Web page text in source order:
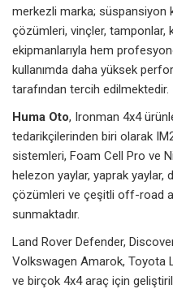
merkezli marka; süspansiyon
çözümleri, vinçler, tamponlar,
ekipmanlarıyla hem
kullanımda daha yüksek
tarafından tercih edilmektedir.
Huma Oto, Ironman 4x4
tedarikçilerinden biri olarak
sistemleri, Foam Cell Pro ve
helezon yaylar, yaprak
çözümleri ve çeşitli off-road
sunmaktadır.
Land Rover Defender,
Volkswagen Amarok, Toyota
ve birçok 4x4 araç için